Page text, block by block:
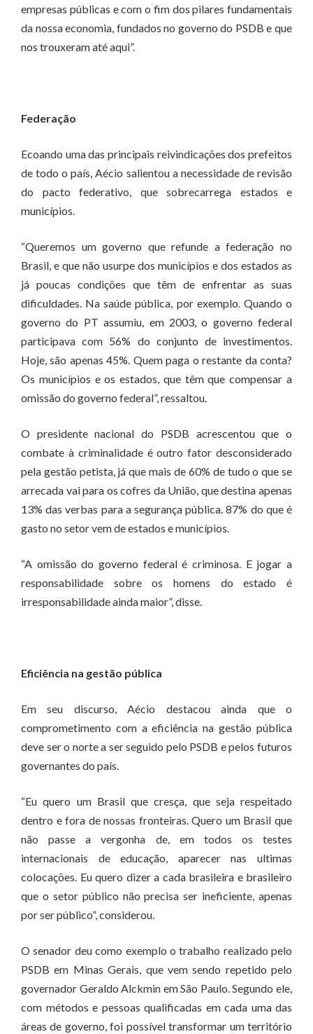
empresas públicas e com o fim dos pilares fundamentais
da nossa economia, fundados no governo do PSDB e que
nos trouxeram até aqui”.
Federação
Ecoando uma das principais reivindicações dos prefeitos
de todo o país, Aécio salientou a necessidade de revisão
do pacto federativo, que sobrecarrega estados e
municípios.
“Queremos um governo que refunde a federação no
Brasil, e que não usurpe dos municípios e dos estados as
já poucas condições que têm de enfrentar as suas
dificuldades. Na saúde pública, por exemplo. Quando o
governo do PT assumiu, em 2003, o governo federal
participava com 56% do conjunto de investimentos.
Hoje, são apenas 45%. Quem paga o restante da conta?
Os municípios e os estados, que têm que compensar a
omissão do governo federal”, ressaltou.
O presidente nacional do PSDB acrescentou que o
combate à criminalidade é outro fator desconsiderado
pela gestão petista, já que mais de 60% de tudo o que se
arrecada vai para os cofres da União, que destina apenas
13% das verbas para a segurança pública. 87% do que é
gasto no setor vem de estados e municípios.
“A omissão do governo federal é criminosa. E jogar a
responsabilidade sobre os homens do estado é
irresponsabilidade ainda maior”, disse.
Eficiência na gestão pública
Em seu discurso, Aécio destacou ainda que o
comprometimento com a eficiência na gestão pública
deve ser o norte a ser seguido pelo PSDB e pelos futuros
governantes do país.
“Eu quero um Brasil que cresça, que seja respeitado
dentro e fora de nossas fronteiras. Quero um Brasil que
não passe a vergonha de, em todos os testes
internacionais de educação, aparecer nas ultimas
colocações. Eu quero dizer a cada brasileira e brasileiro
que o setor público não precisa ser ineficiente, apenas
por ser público”, considerou.
O senador deu como exemplo o trabalho realizado pelo
PSDB em Minas Gerais, que vem sendo repetido pelo
governador Geraldo Alckmin em São Paulo. Segundo ele,
com métodos e pessoas qualificadas em cada uma das
áreas de governo, foi possível transformar um território